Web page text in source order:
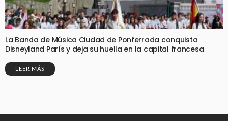
La Banda de Música Ciudad de Ponferrada conquista
Disneyland París y deja su huella en la capital francesa
LEER MÁS